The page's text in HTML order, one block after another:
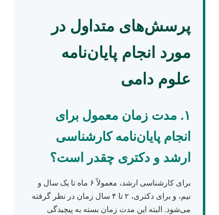
پرسش‌های متداول در
مورد انجام پایان‌نامه
علوم دامی
۱. مدت زمان معمول برای
انجام پایان‌نامه کارشناسی
ارشد و دکتری چقدر است؟
برای کارشناسی ارشد، معمولاً ۶ ماه تا یک سال و
نیم، و برای دکتری، ۲ تا ۴ سال زمان در نظر گرفته
می‌شود. البته این مدت زمان بسته به پیچیدگی